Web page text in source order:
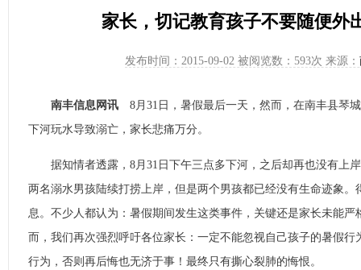
家长，切记教育孩子不要随便外
发布时间：2015-09-02 被阅览数： 593次 来源：
南丰信息网讯 8月31日，暑假最后一天，然而，在南丰县琴
下河玩水导致溺亡，家长悲痛万分。
据知情者透露，8月31日下午三点多下河，之后却再也没有上
两名溺水男孩陆续打捞上岸，但是两个男孩都已经没有生命迹象。
息。不少人都认为：暑假期间发生这类事件，关键还是家长未能严
而，我们再次强烈呼吁各位家长：一定不能忽视自己孩子的暑假行
行为，否则再后悔也无济于事！最终只有撕心裂肺的悔恨。